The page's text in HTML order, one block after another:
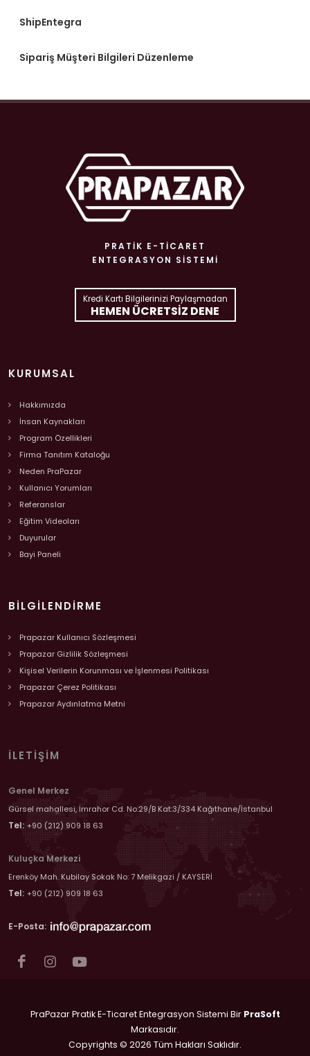
ShipEntegra
Sipariş Müşteri Bilgileri Düzenleme
PRATIK E-TICARET
ENTEGRASYON SISTEMI
Kredi Kartı Bilgilerinizi Paylaşmadan
HEMEN ÜCRETSIZ DENE
KURUMSAL
Hakkımızda
İnsan Kaynakları
Program Özellikleri
Firma Tanıtım Kataloğu
Neden PraPazar
Kullanıcı Yorumları
Referanslar
Eğitim Videoları
Duyurular
Bayi Paneli
BILGILENDIRME
Prapazar Kullanıcı Sözleşmesi
Prapazar Gizlilik Sözleşmesi
Kişisel Verilerin Korunması ve İşlenmesi Politikası
Prapazar Çerez Politikası
Prapazar Aydınlatma Metni
İLETIŞIM
Genel Merkez
Gürsel mahallesi, İmrahor Cd. No:29/B Kat:3/334 Kağıthane/İstanbul
Tel: +90 (212) 909 18 63
Kuluçka Merkezi
Erenköy Mah. Kubilay Sokak No: 7 Melikgazi / KAYSERİ
Tel: +90 (212) 909 18 63
E-Posta:
PraPazar Pratik E-Ticaret Entegrasyon Sistemi Bir PraSoft
Markasıdır.
Copyrights © 2026 Tüm Hakları Saklıdır.